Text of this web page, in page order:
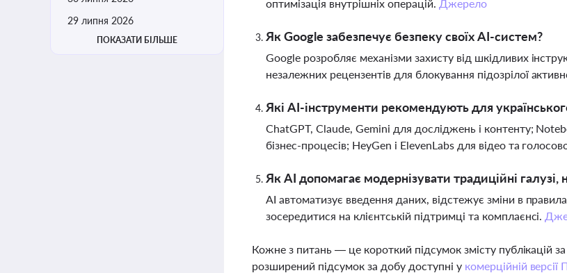
29 липня 2026
ПОКАЗАТИ БІЛЬШЕ
оптимізація внутрішніх операцій. Джерело
Як Google забезпечує безпеку своїх AI-систем?
Google розробляє механізми захисту від шкідливих
незалежних рецензентів для блокування підозрілої
Які AI-інструменти рекомендують для
ChatGPT, Claude, Gemini для досліджень і контенту;
бізнес-процесів; HeyGen і ElevenLabs для відео та
Як AI допомагає модернізувати традиційні
AI автоматизує введення даних, відстежує зміни в
зосередитися на клієнтській підтримці та комплаєнсі.
Кожне з питань — це короткий підсумок змісту
розширений підсумок за добу доступні у комерційній